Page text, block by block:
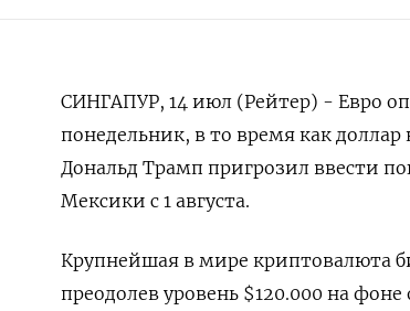
СИНГАПУР, 14 июл (Рейтер) - Евро
понедельник, в то время как
Дональд Трамп пригрозил ввести
Мексики с 1 августа.
Крупнейшая в мире криптовалюта
преодолев уровень $120.000 на